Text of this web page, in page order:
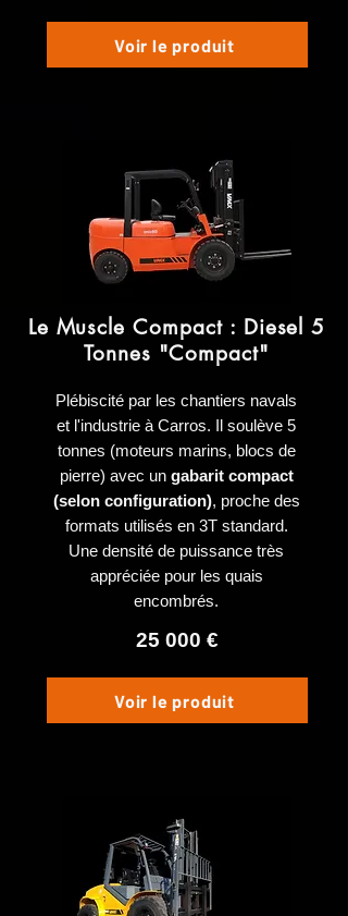
Voir le produit
Le Muscle Compact : Diesel 5
Tonnes "Compact"
Plébiscité par les chantiers navals
et l'industrie à Carros. Il soulève 5
tonnes (moteurs marins, blocs de
pierre) avec un gabarit compact
(selon configuration), proche des
formats utilisés en 3T standard.
Une densité de puissance très
appréciée pour les quais
encombrés.
25 000 €
Voir le produit